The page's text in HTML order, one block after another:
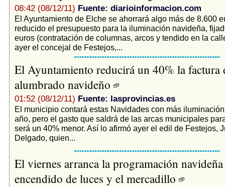
08:42 (08/12/11) Fuente: diarioinformacion.com
El Ayuntamiento de Elche se ahorrará algo más de 8.600
reducido el presupuesto para la iluminación navideña,
euros (contratación de columnas, arcos y tendido en la
ayer el concejal de Festejos,...
El Ayuntamiento reducirá un 40% la factura
alumbrado navideño
01:52 (08/12/11) Fuente: lasprovincias.es
El municipio contará estas Navidades con más
año, pero el gasto que saldrá de las arcas municipales
será un 40% menor. Así lo afirmó ayer el edil de Festejos,
Delgado, quien...
El viernes arranca la programación
encendido de luces y el mercadillo